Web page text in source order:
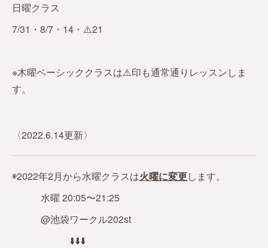
日曜クラス
7/31・8/7・14・⚠️21
※木曜ベーシッククラスは⚠️印も通常通りレッスンしま
す。
〈2022.6.14更新〉
◉2022年2月から水曜クラスは火曜に変更します。
水曜 20:05〜21:25
@池袋ワークル202st
⬇️⬇️⬇️